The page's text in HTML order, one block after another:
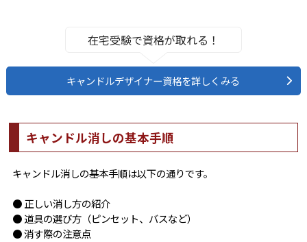
在宅受験で資格が取れる！
キャンドルデザイナー資格を詳しくみる
キャンドル消しの基本手順
キャンドル消しの基本手順は以下の通りです。
● 正しい消し方の紹介
● 道具の選び方（ピンセット、バスなど）
● 消す際の注意点